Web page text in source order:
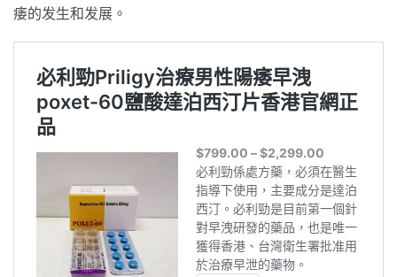
痿的发生和发展。